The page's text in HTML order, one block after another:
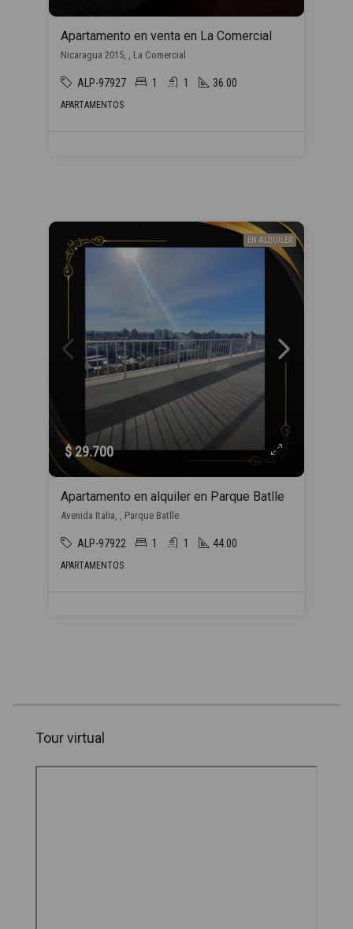
Apartamento en venta en La Comercial
Nicaragua 2015, , La Comercial
ALP-97927 1 1 36.00
APARTAMENTOS
EN ALQUILER
$ 29.700
Apartamento en alquiler en Parque Batlle
Avenida Italia, , Parque Batlle
ALP-97922 1 1 44.00
APARTAMENTOS
Tour virtual